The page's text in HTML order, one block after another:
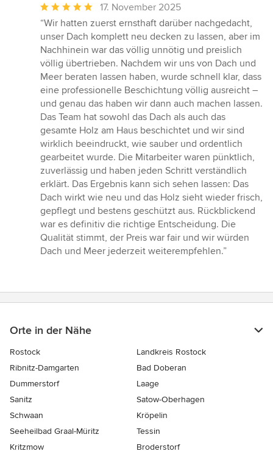
Durchschnittliche
Bewertung:
5
von
5
Sternen
17. November 2025
“Wir hatten zuerst ernsthaft darüber nachgedacht,
unser Dach komplett neu decken zu lassen, aber im
Nachhinein war das völlig unnötig und preislich
völlig übertrieben. Nachdem wir uns von Dach und
Meer beraten lassen haben, wurde schnell klar, dass
eine professionelle Beschichtung völlig ausreicht –
und genau das haben wir dann auch machen lassen.
Das Team hat sowohl das Dach als auch das
gesamte Holz am Haus beschichtet und wir sind
wirklich beeindruckt, wie sauber und ordentlich
gearbeitet wurde. Die Mitarbeiter waren pünktlich,
zuverlässig und haben jeden Schritt verständlich
erklärt. Das Ergebnis kann sich sehen lassen: Das
Dach wirkt wie neu und das Holz sieht wieder frisch,
gepflegt und bestens geschützt aus. Rückblickend
war es definitiv die richtige Entscheidung. Die
Qualität stimmt, der Preis war fair und wir würden
Dach und Meer jederzeit weiterempfehlen.”
Orte in der Nähe
Rostock
Landkreis Rostock
Ribnitz-Damgarten
Bad Doberan
Dummerstorf
Laage
Sanitz
Satow-Oberhagen
Schwaan
Kröpelin
Seeheilbad Graal-Müritz
Tessin
Kritzmow
Broderstorf